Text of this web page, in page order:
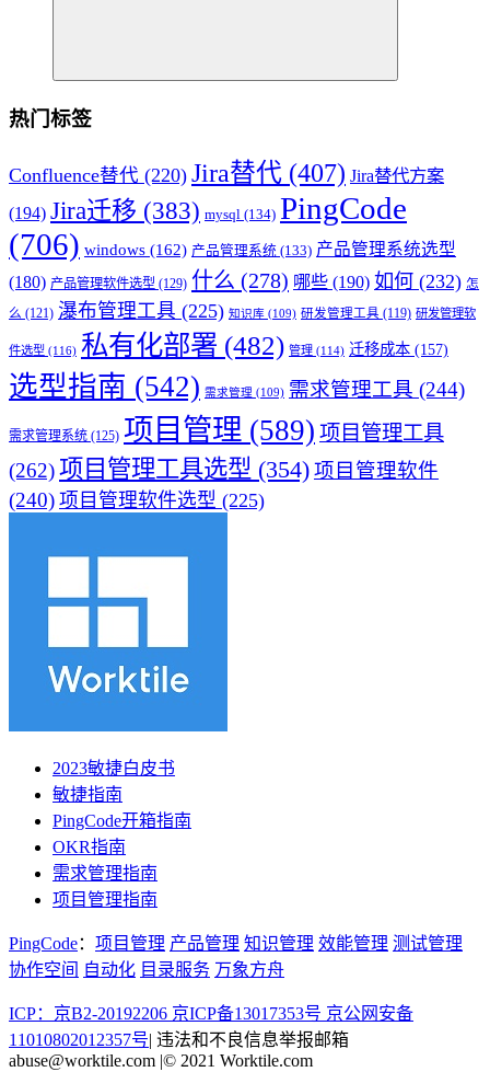
热门标签
Confluence替代 (220) Jira替代 (407) Jira替代方案
(194) Jira迁移 (383) mysql (134) PingCode
(706) windows (162) 产品管理系统 (133) 产品管理系统选型
(180) 产品管理软件选型 (129) 什么 (278) 哪些 (190) 如何 (232) 怎
么 (121) 瀑布管理工具 (225) 知识库 (109) 研发管理工具 (119) 研发管理软
件选型 (116) 私有化部署 (482) 管理 (114) 迁移成本 (157)
选型指南 (542) 需求管理 (109) 需求管理工具 (244)
需求管理系统 (125) 项目管理 (589) 项目管理工具
(262)项目管理工具选型 (354) 项目管理软件
(240) 项目管理软件选型 (225)
2023敏捷白皮书
敏捷指南
PingCode开箱指南
OKR指南
需求管理指南
项目管理指南
PingCode： 项目管理 产品管理 知识管理 效能管理 测试管理
协作空间 自动化 目录服务 万象方舟
ICP：京B2-20192206 京ICP备13017353号 京公网安备
11010802012357号| 违法和不良信息举报邮箱
abuse@worktile.com |© 2021 Worktile.com